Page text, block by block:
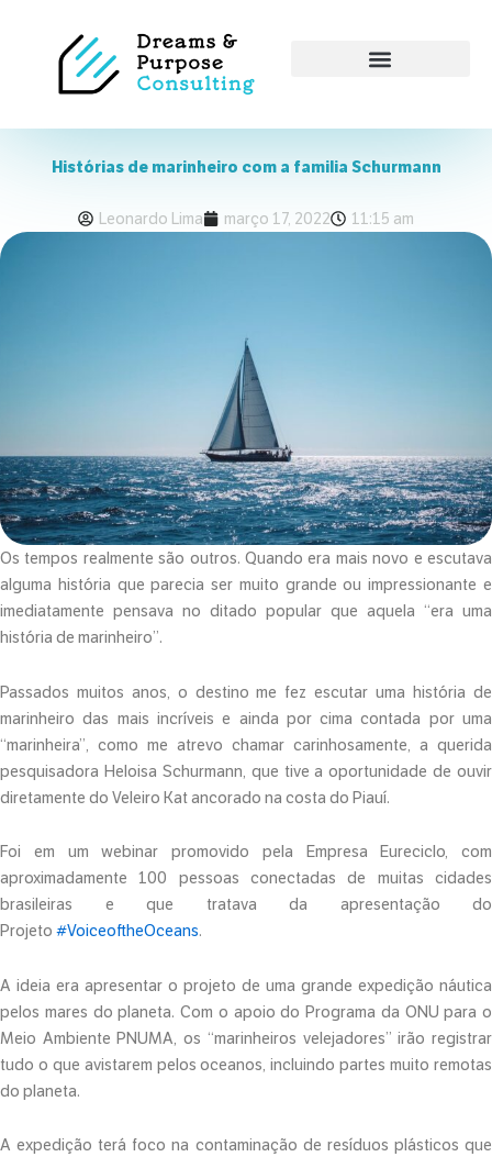
Histórias de marinheiro com a familia Schurmann
Leonardo Lima março 17, 2022 11:15 am
Os tempos realmente são outros. Quando era mais novo e escutava
alguma história que parecia ser muito grande ou impressionante e
imediatamente pensava no ditado popular que aquela “era uma
história de marinheiro”.
Passados muitos anos, o destino me fez escutar uma história de
marinheiro das mais incríveis e ainda por cima contada por uma
“marinheira”, como me atrevo chamar carinhosamente, a querida
pesquisadora Heloisa Schurmann, que tive a oportunidade de ouvir
diretamente do Veleiro Kat ancorado na costa do Piauí.
Foi em um webinar promovido pela Empresa Eureciclo, com
aproximadamente 100 pessoas conectadas de muitas cidades
brasileiras e que tratava da apresentação do
Projeto #VoiceoftheOceans.
A ideia era apresentar o projeto de uma grande expedição náutica
pelos mares do planeta. Com o apoio do Programa da ONU para o
Meio Ambiente PNUMA, os “marinheiros velejadores” irão registrar
tudo o que avistarem pelos oceanos, incluindo partes muito remotas
do planeta.
A expedição terá foco na contaminação de resíduos plásticos que